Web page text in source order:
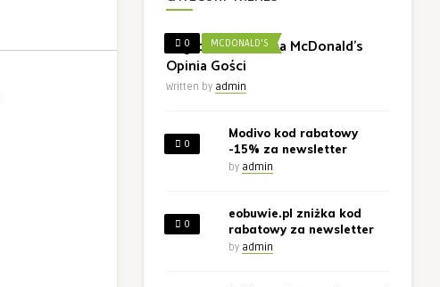
0 MCDONALD'S
Nagroda w Ankieta McDonald’s
Opinia Gości
Written by admin
0
Modivo kod rabatowy
-15% za newsletter
by admin
0
eobuwie.pl zniżka kod
rabatowy za newsletter
by admin